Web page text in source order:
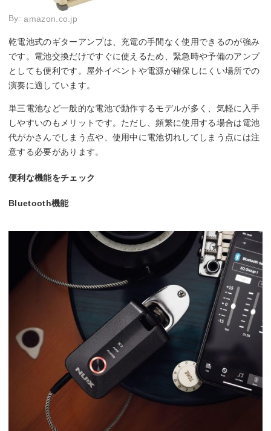
By:amazon.co.jp
乾電池式のギターアンプは、充電の手間なく使用できるのが強み
です。電池交換だけですぐに使えるため、緊急時や予備のアンプ
としても便利です。屋外イベントや電源が確保しにくい場所での
演奏に適しています。
単三電池など一般的な電池で動作するモデルが多く、気軽に入手
しやすいのもメリットです。ただし、頻繁に使用する場合は電池
代がかさんでしまう点や、使用中に電池切れしてしまう点には注
意する必要があります。
便利な機能をチェック
Bluetooth機能